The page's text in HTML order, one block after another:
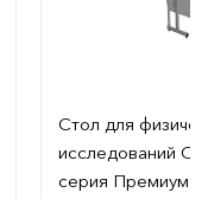
Стол для
исследований
серия Премиум